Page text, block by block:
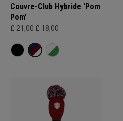
Couvre-Club Hybride 'Pom
Pom'
£ 21,00 £ 18,00